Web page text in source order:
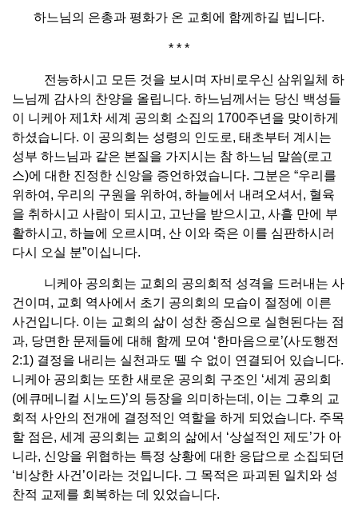
하느님의 은총과 평화가 온 교회에 함께하길 빕니다.
* * *
전능하시고 모든 것을 보시며 자비로우신 삼위일체 하
느님께 감사의 찬양을 올립니다. 하느님께서는 당신 백성들
이 니케아 제1차 세계 공의회 소집의 1700주년을 맞이하게
하셨습니다. 이 공의회는 성령의 인도로, 태초부터 계시는
성부 하느님과 같은 본질을 가지시는 참 하느님 말씀(로고
스)에 대한 진정한 신앙을 증언하였습니다. 그분은 “우리를
위하여, 우리의 구원을 위하여, 하늘에서 내려오셔서, 혈육
을 취하시고 사람이 되시고, 고난을 받으시고, 사흘 만에 부
활하시고, 하늘에 오르시며, 산 이와 죽은 이를 심판하시러
다시 오실 분”이십니다.
니케아 공의회는 교회의 공의회적 성격을 드러내는 사
건이며, 교회 역사에서 초기 공의회의 모습이 절정에 이른
사건입니다. 이는 교회의 삶이 성찬 중심으로 실현된다는 점
과, 당면한 문제들에 대해 함께 모여 ‘한마음으로’(사도행전
2:1) 결정을 내리는 실천과도 뗄 수 없이 연결되어 있습니다.
니케아 공의회는 또한 새로운 공의회 구조인 ‘세계 공의회
(에큐메니컬 시노드)’의 등장을 의미하는데, 이는 그후의 교
회적 사안의 전개에 결정적인 역할을 하게 되었습니다. 주목
할 점은, 세계 공의회는 교회의 삶에서 ‘상설적인 제도’가 아
니라, 신앙을 위협하는 특정 상황에 대한 응답으로 소집되던
‘비상한 사건’이라는 것입니다. 그 목적은 파괴된 일치와 성
찬적 교제를 회복하는 데 있었습니다.